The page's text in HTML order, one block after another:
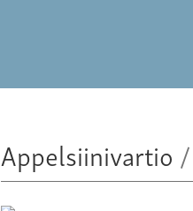
Appelsiinivartio /